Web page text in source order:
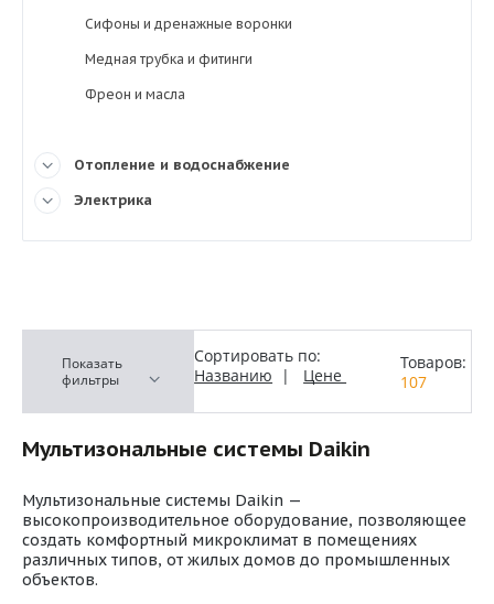
Сифоны и дренажные воронки
Медная трубка и фитинги
Фреон и масла
Отопление и водоснабжение
Электрика
Показать
фильтры
Сортировать по:
Названию | Цене
Товаров:
107
Мультизональные системы Daikin
Мультизональные системы Daikin —
высокопроизводительное оборудование, позволяющее
создать комфортный микроклимат в помещениях
различных типов, от жилых домов до промышленных
объектов.